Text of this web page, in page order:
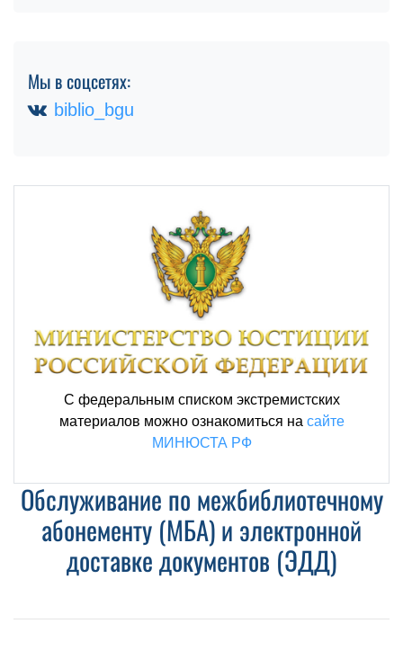
Мы в соцсетях:
biblio_bgu
С федеральным списком экстремистских
материалов можно ознакомиться на сайте
МИНЮСТА РФ
Обслуживание по межбиблиотечному
абонементу (МБА) и электронной
доставке документов (ЭДД)